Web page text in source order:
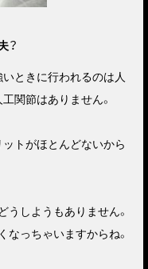
？
ときに行われるのは人
関節はありません。
トがほとんどないから
しようもありません。
っちゃいますからね。